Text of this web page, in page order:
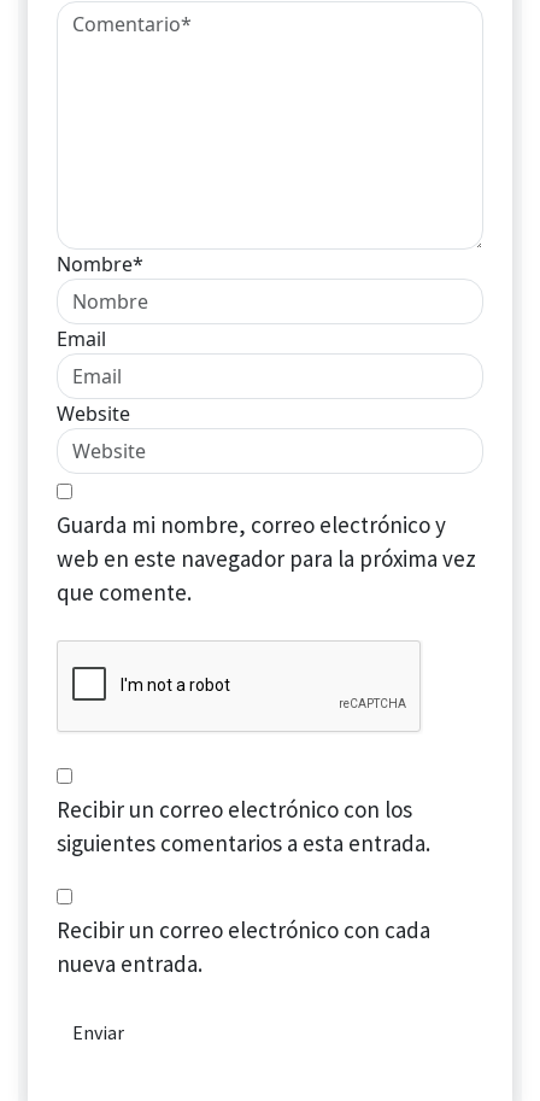
Nombre*
Email
Website
Guarda mi nombre, correo electrónico y
web en este navegador para la próxima vez
que comente.
Recibir un correo electrónico con los
siguientes comentarios a esta entrada.
Recibir un correo electrónico con cada
nueva entrada.